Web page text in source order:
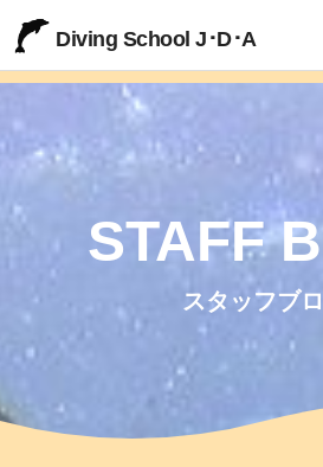
Diving School J･D･A
STAFF
スタッフブ